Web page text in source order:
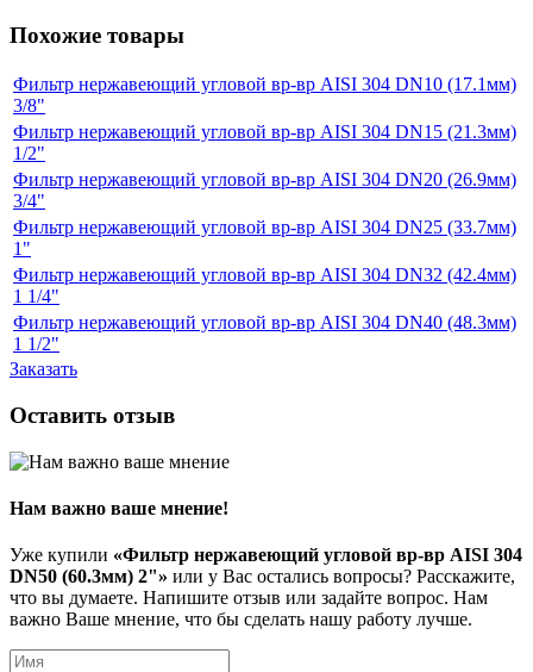
Похожие товары
Фильтр нержавеющий угловой вр-вр AISI 304 DN10 (17.1мм)
3/8"
Фильтр нержавеющий угловой вр-вр AISI 304 DN15 (21.3мм)
1/2"
Фильтр нержавеющий угловой вр-вр AISI 304 DN20 (26.9мм)
3/4"
Фильтр нержавеющий угловой вр-вр AISI 304 DN25 (33.7мм)
1"
Фильтр нержавеющий угловой вр-вр AISI 304 DN32 (42.4мм)
1 1/4"
Фильтр нержавеющий угловой вр-вр AISI 304 DN40 (48.3мм)
1 1/2"
Заказать
Оставить отзыв
Нам важно ваше мнение!
Уже купили «Фильтр нержавеющий угловой вр-вр AISI 304
DN50 (60.3мм) 2"» или у Вас остались вопросы? Расскажите,
что вы думаете. Напишите отзыв или задайте вопрос. Нам
важно Ваше мнение, что бы сделать нашу работу лучше.